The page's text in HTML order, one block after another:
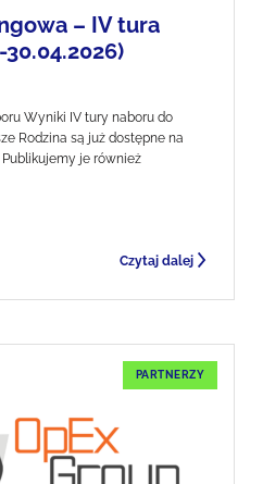
– IV tura
Wyniki IV tury naboru do
Rodzina są już dostępne na
je również
Czytaj dalej
PARTNERZY